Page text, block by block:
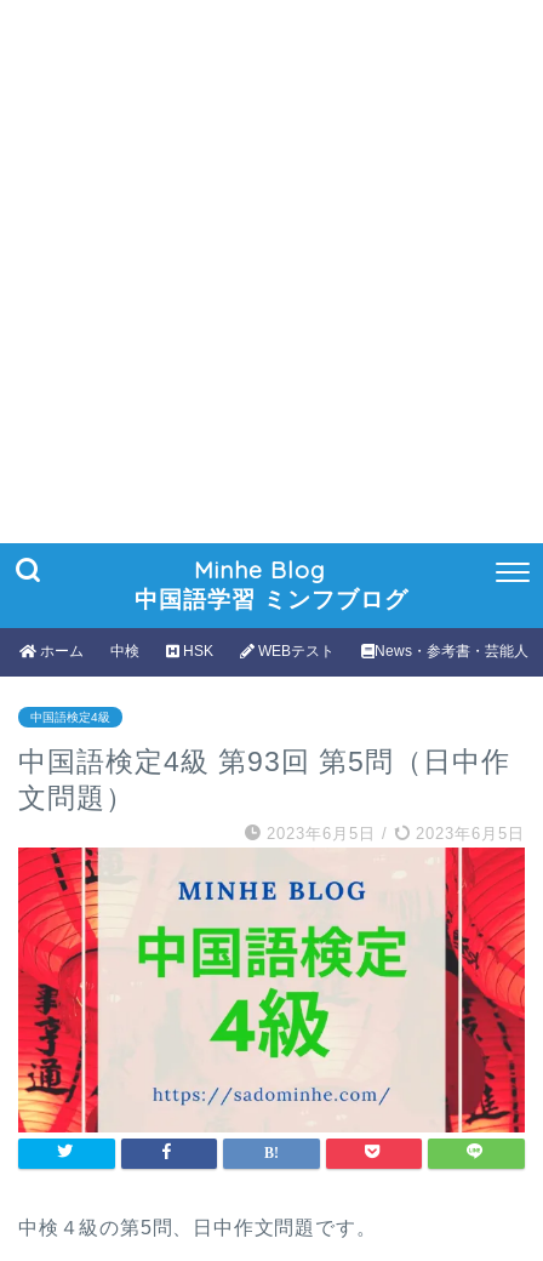
Minhe Blog
中国語学習 ミンフブログ
ホーム 中検 HSK WEBテスト News・参考書・芸能人
中国語検定4級
中国語検定4級 第93回 第5問（日中作
文問題）
2023年6月5日 / 2023年6月5日
中検４級の第5問、日中作文問題です。